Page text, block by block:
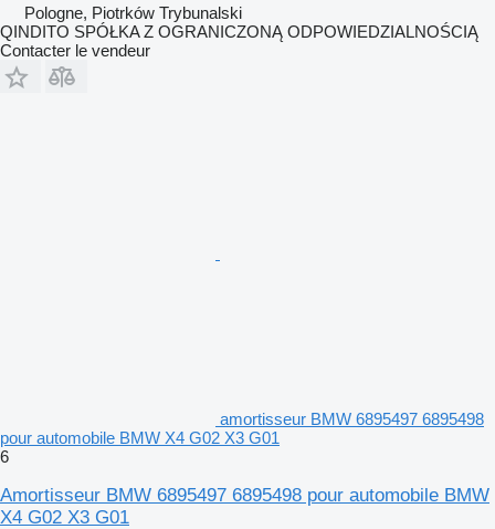
Pologne, Piotrków Trybunalski
QINDITO SPÓŁKA Z OGRANICZONĄ ODPOWIEDZIALNOŚCIĄ
Contacter le vendeur
amortisseur BMW 6895497 6895498
pour automobile BMW X4 G02 X3 G01
6
Amortisseur BMW 6895497 6895498 pour automobile BMW
X4 G02 X3 G01